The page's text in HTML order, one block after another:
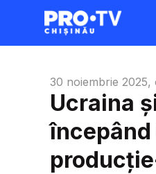
30 noiembrie 2025,
Ucraina
începând